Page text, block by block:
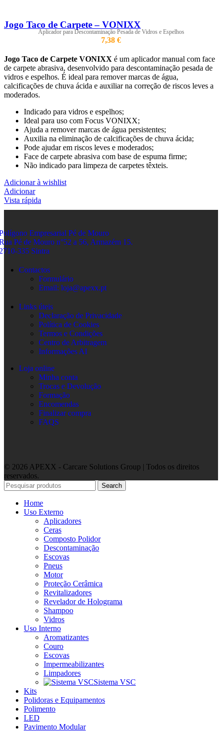
Jogo Taco de Carpete – VONIXX
Aplicador para Descontaminação Pesada de Vidros e Espelhos
7,38 €
Jogo Taco de Carpete VONIXX é um aplicador manual com face
de carpete abrasiva, desenvolvido para descontaminação pesada de
vidros e espelhos. É ideal para remover marcas de água,
calcificações de chuva ácida e auxiliar na correção de riscos leves a
moderados.
Indicado para vidros e espelhos;
Ideal para uso com Focus VONIXX;
Ajuda a remover marcas de água persistentes;
Auxilia na eliminação de calcificações de chuva ácida;
Pode ajudar em riscos leves e moderados;
Face de carpete abrasiva com base de espuma firme;
Não indicado para limpeza de carpetes têxteis.
Adicionar à wishlist
Adicionar
Vista rápida
Empresarial Pé de Mouro
Pé de Mouro n°52 a 56, Armazém 15.
335 Sintra
Contactos
Formulário
Email: loja@apexx.pt
Links úteis
Declaração de Privacidade
Política de Cookies
Termos e Condições
Centro de Arbitragem
Informações AI
Loja online
Minha conta
Trocas e Devolução
Formação
Encomendas
Finalizar compra
FAQS
© 2026 APEXX - Carcare Solutions Group | Todos os direitos
reservados.
Search
Home
Uso Externo
Aplicadores
Ceras
Composto Polidor
Descontaminação
Escovas
Pneus
Motor
Proteção Cerâmica
Revitalizadores
Revelador de Holograma
Shampoo
Vidros
Uso Interno
Aromatizantes
Couro
Escovas
Impermeabilizantes
Limpadores
Sistema VSC
Kits
Polidoras e Equipamentos
Polimento
LED
Pavimento Modular